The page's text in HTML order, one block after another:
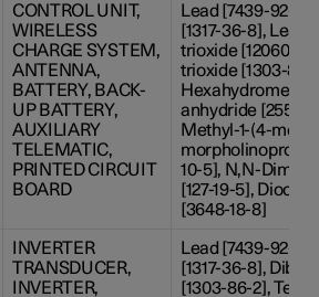
CONTROL UNIT,
WIRELESS
CHARGE SYSTEM,
ANTENNA,
BATTERY, BACK-
UP BATTERY,
AUXILIARY
TELEMATIC,
PRINTED CIRCUIT
BOARD
Lead [7439-92-
[1317-36-8],
trioxide [12060-
trioxide [1303-86-
anhydride [25550-
Methyl-1-(4-
10-5], N,N-
[127-19-5],
[3648-18-8]
INVERTER
TRANSDUCER,
INVERTER,
Lead [7439-92-
[1317-36-8],
[1303-86-2],